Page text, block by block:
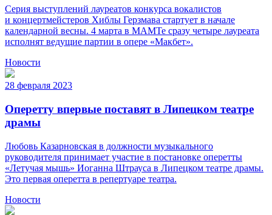
Серия выступлений лауреатов конкурса вокалистов
и концертмейстеров Хиблы Герзмава стартует в начале
календарной весны. 4 марта в МАМТе сразу четыре лауреата
исполнят ведущие партии в опере «Макбет».
Новости
28 февраля 2023
Оперетту впервые поставят в Липецком театре
драмы
Любовь Казарновская в должности музыкального
руководителя принимает участие в постановке оперетты
«Летучая мышь» Иоганна Штрауса в Липецком театре драмы.
Это первая оперетта в репертуаре театра.
Новости